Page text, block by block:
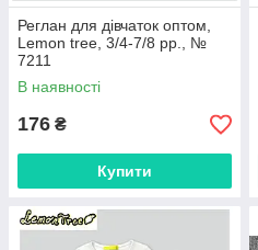
Реглан для дівчаток оптом,
Lemon tree, 3/4-7/8 рр., №
7211
В наявності
176 ₴
Купити